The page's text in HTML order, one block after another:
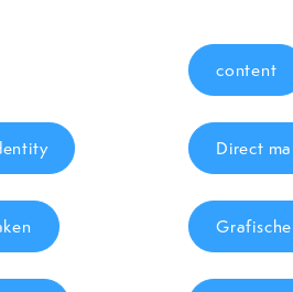
content
Direct